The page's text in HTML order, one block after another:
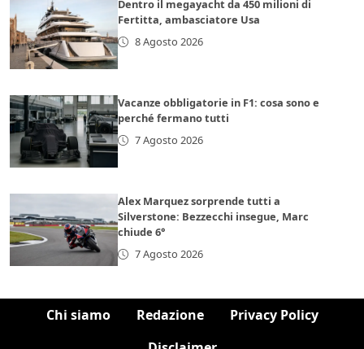
Dentro il megayacht da 450 milioni di
Fertitta, ambasciatore Usa
8 Agosto 2026
Vacanze obbligatorie in F1: cosa sono e
perché fermano tutti
7 Agosto 2026
Alex Marquez sorprende tutti a
Silverstone: Bezzecchi insegue, Marc
chiude 6°
7 Agosto 2026
Chi siamo Redazione
Privacy Policy